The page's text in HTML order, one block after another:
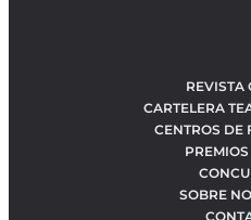
REVISTA
CARTELERA
CENTROS DE
SOBRE